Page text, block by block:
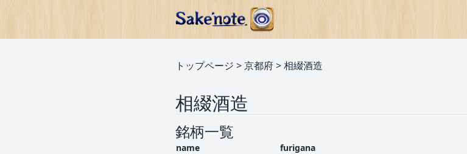
トップページ >京都府>相綴酒造
相綴酒造
銘柄一覧
name
furigana